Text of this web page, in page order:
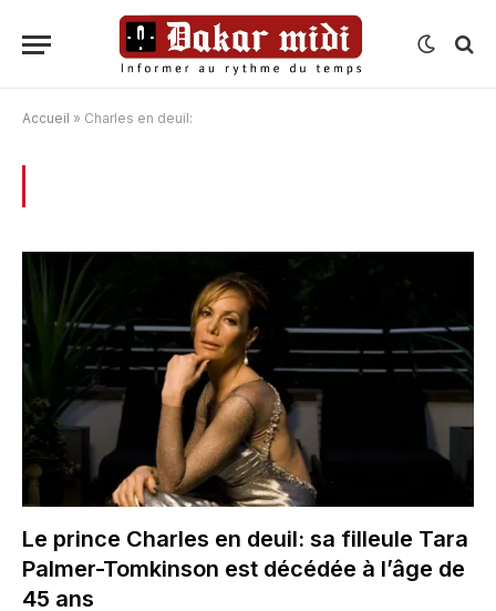
Accueil » Charles en deuil:
Le prince Charles en deuil: sa filleule Tara
Palmer-Tomkinson est décédée à l’âge de
45 ans